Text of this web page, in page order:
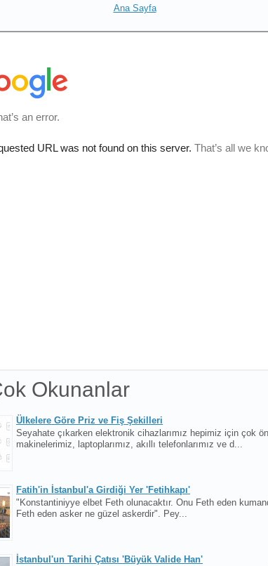
Ana Sayfa
Okunanlar
Ülkelere Göre Priz ve Fiş Şekilleri
Seyahate çıkarken elektronik cihazlarımız hepimiz için çok
makinelerimiz, laptoplarımız, akıllı telefonlarımız ve d...
Fatih'in İstanbul'a Girdiği Yer 'Fetihkapı'
"Konstantiniyye elbet Feth olunacaktır. Onu Feth eden
Feth eden asker ne güzel askerdir". Pey...
İstanbul'un Tarihi Çatısı 'Büyük Valide Han'